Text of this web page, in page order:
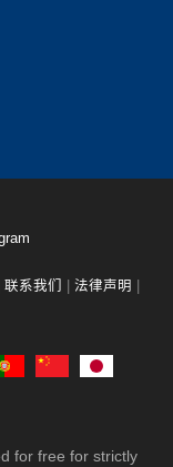
联系我们 法律声明
for free for strictly